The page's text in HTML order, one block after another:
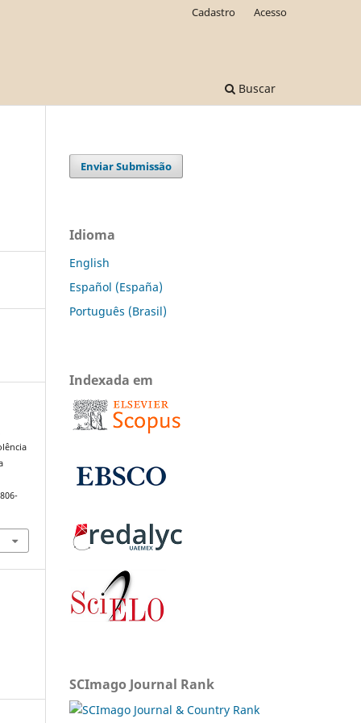
Buscar
Cadastro Acesso
Enviar Submissão
Idioma
English
Español (España)
Português (Brasil)
Indexada em
SCImago Journal Rank